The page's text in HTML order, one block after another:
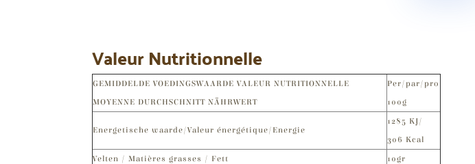
Valeur Nutritionnelle
GEMIDDELDE VOEDINGSWAARDE VALEUR NUTRITIONNELLE
MOYENNE DURCHSCHNITT NÄHRWERT
Per/par/pro
100g
Energetische waarde/Valeur énergétique/Energie
1285 KJ/
306 Kcal
Velten / Matières grasses / Fett
10gr